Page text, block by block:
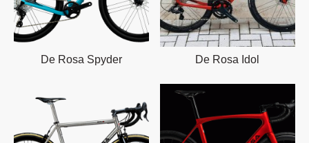
De Rosa Spyder De Rosa Idol